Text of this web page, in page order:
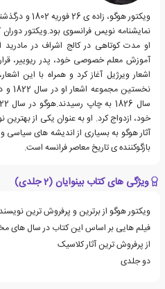
نمایشنامه نویس فرانسوی بود.ویکتور
او مدت کوتاهی در کالج اشراف در
آموزش معلم خصوصی خود، پدر ریوییر،
اشعار ویرژیل آغاز کرد و همراه با این
خود، ازدواج کرد. او به عنوان یکی از
آثار هوگو به بسیاری از اندیشه های سیاسی
بازگوکننده ی تاریخ معاصر فرانسه است.
ویژگی های کتاب بینوایان (2 جلدی)
ویکتور هوگو از برترین و پرفروش ترین
فیلم هایی بر اساس این کتاب در سال های
از پرفروش ترین آثار کلاسیک
دو جلدی